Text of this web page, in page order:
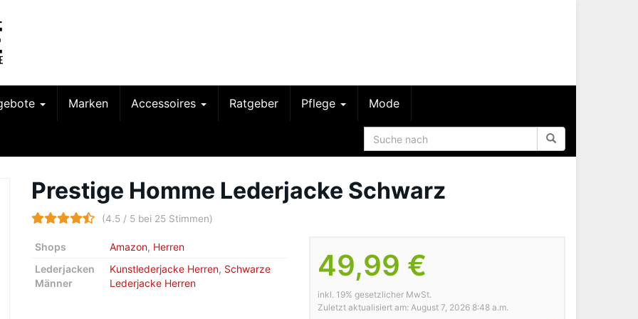
Marken Accessoires Ratgeber Pflege Mode
Prestige Homme Lederjacke Schwarz
(4.5 / 5 bei 25 Stimmen)
49,99 €
inkl. 19% gesetzlicher MwSt.
Zuletzt aktualisiert am: August 7, 2026 8:48 a.m.
Shops Amazon, Herren
Lederjacken
Männer
Kunstlederjacke Herren, Schwarze
Lederjacke Herren